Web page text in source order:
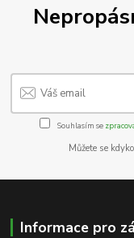
Souhlasím se
Můžete se
Informace pro